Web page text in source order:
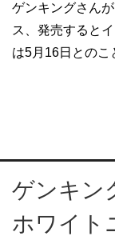
ゲンキングさん
ス、発売すると
は5月16日との
ゲンキン
ホワイト